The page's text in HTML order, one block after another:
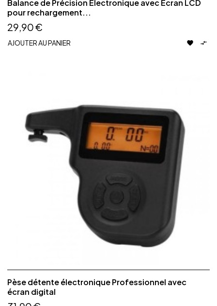
Balance de Précision Électronique avec Écran LCD
pour rechargement...
29,90 €
AJOUTER AU PANIER  
Pèse détente électronique Professionnel avec
écran digital